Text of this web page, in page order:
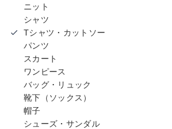
ニット
シャツ
Tシャツ・カットソー
パンツ
スカート
ワンピース
バッグ・リュック
靴下（ソックス）
帽子
シューズ・サンダル